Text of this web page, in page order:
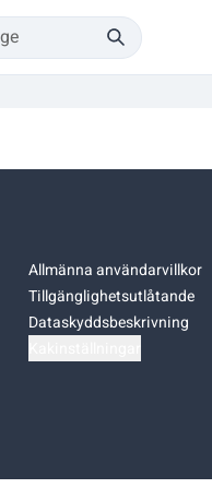
Allmänna användarvillkor
Tillgänglighetsutlåtande
Dataskyddsbeskrivning